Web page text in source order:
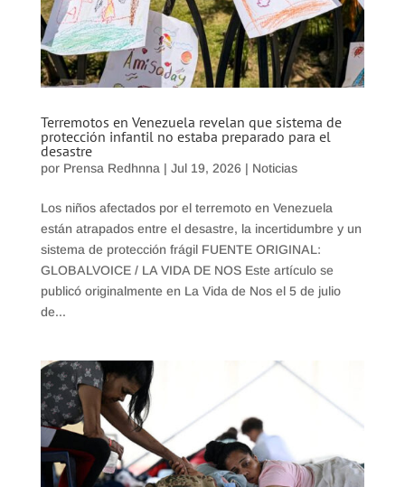
Terremotos en Venezuela revelan que sistema de
protección infantil no estaba preparado para el
desastre
por Prensa Redhnna| Jul 19, 2026 | Noticias
Los niños afectados por el terremoto en Venezuela
están atrapados entre el desastre, la incertidumbre y un
sistema de protección frágil FUENTE ORIGINAL:
GLOBALVOICE / LA VIDA DE NOS Este artículo se
publicó originalmente en La Vida de Nos el 5 de julio
de...